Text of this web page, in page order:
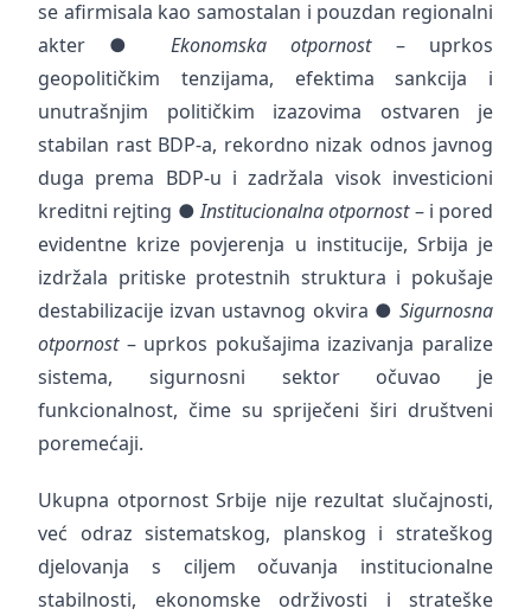
se afirmisala kao samostalan i pouzdan regionalni
akter ● Ekonomska otpornost– uprkos
geopolitičkim tenzijama, efektima sankcija i
unutrašnjim političkim izazovima ostvaren je
stabilan rast BDP-a, rekordno nizak odnos javnog
duga prema BDP-u i zadržala visok investicioni
kreditni rejting ●Institucionalna otpornost– i pored
evidentne krize povjerenja u institucije, Srbija je
izdržala pritiske protestnih struktura i pokušaje
destabilizacije izvan ustavnog okvira ● Sigurnosna
otpornost– uprkos pokušajima izazivanja paralize
sistema, sigurnosni sektor očuvao je
funkcionalnost, čime su spriječeni širi društveni
poremećaji.
Ukupna otpornost Srbije nije rezultat slučajnosti,
već odraz sistematskog, planskog i strateškog
djelovanja s ciljem očuvanja institucionalne
stabilnosti, ekonomske održivosti i strateške